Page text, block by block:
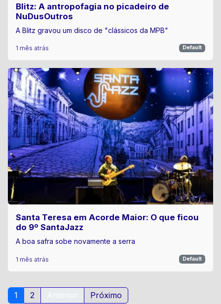
Blitz: A antropofagia no picadeiro de
NuDusOutros
A Blitz gravou um disco de "clássicos da MPB"
1 mês atrás Default
Santa Teresa em Acorde Maior: O que ficou
do 9º SantaJazz
A boa safra sobe novamente a serra
1 mês atrás Default
1 2 Próximo